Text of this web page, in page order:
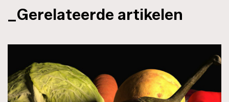
_Gerelateerde artikelen